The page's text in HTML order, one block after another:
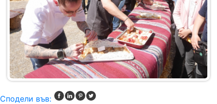
Сподели във: